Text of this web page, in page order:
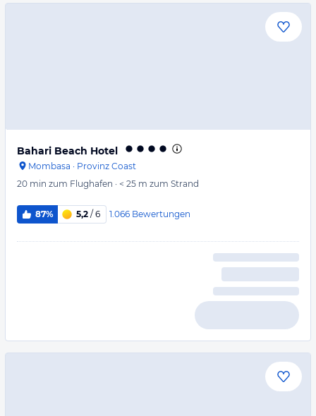
Bahari Beach Hotel
Mombasa · Provinz Coast
20 min zum Flughafen · < 25 m zum Strand
87% 5,2 / 6 1.066 Bewertungen